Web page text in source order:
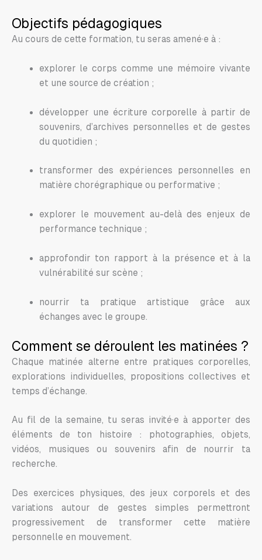
Objectifs pédagogiques
Au cours de cette formation, tu seras amené·e à :
explorer le corps comme une mémoire vivante
et une source de création ;
développer une écriture corporelle à partir de
souvenirs, d’archives personnelles et de gestes
du quotidien ;
transformer des expériences personnelles en
matière chorégraphique ou performative ;
explorer le mouvement au-delà des enjeux de
performance technique ;
approfondir ton rapport à la présence et à la
vulnérabilité sur scène ;
nourrir ta pratique artistique grâce aux
échanges avec le groupe.
Comment se déroulent les matinées ?
Chaque matinée alterne entre pratiques corporelles,
explorations individuelles, propositions collectives et
temps d’échange.
Au fil de la semaine, tu seras invité·e à apporter des
éléments de ton histoire : photographies, objets,
vidéos, musiques ou souvenirs afin de nourrir ta
recherche.
Des exercices physiques, des jeux corporels et des
variations autour de gestes simples permettront
progressivement de transformer cette matière
personnelle en mouvement.